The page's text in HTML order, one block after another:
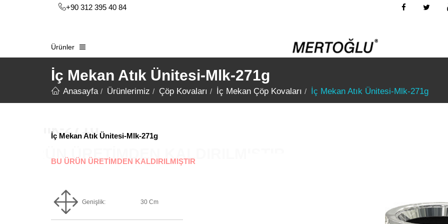
+90 312 395 40 84
Ürünler
İç Mekan Atık Ünitesi-Mlk-271g
Anasayfa Ürünlerimiz Çöp Kovaları İç Mekan Çöp Kovaları İç Mekan Atık Ünitesi-Mlk-271g
İç Mekan Atık Ünitesi-Mlk-271g
BU ÜRÜN ÜRETİMDEN KALDIRILMIŞTIR
Genişlik: 30 Cm